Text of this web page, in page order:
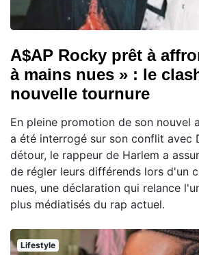
A$AP Rocky prêt à
à mains nues » : le
nouvelle tournure
En pleine promotion de son nouvel
a été interrogé sur son conflit avec
détour, le rappeur de Harlem a
de régler leurs différends lors d'un
nues, une déclaration qui relance
plus médiatisés du rap actuel.
Lifestyle